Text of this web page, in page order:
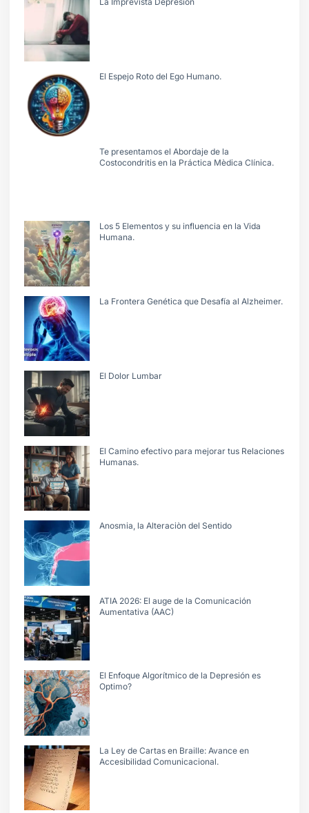
El Espejo Roto del Ego Humano.
Te presentamos el Abordaje de la
Costocondritis en la Práctica Mèdica Clínica.
Los 5 Elementos y su influencia en la Vida
Humana.
La Frontera Genética que Desafía al Alzheimer.
El Dolor Lumbar
El Camino efectivo para mejorar tus Relaciones
Humanas.
Anosmia, la Alteraciòn del Sentido
ATIA 2026: El auge de la Comunicación
Aumentativa (AAC)
El Enfoque Algorítmico de la Depresión es
Optimo?
La Ley de Cartas en Braille: Avance en
Accesibilidad Comunicacional.